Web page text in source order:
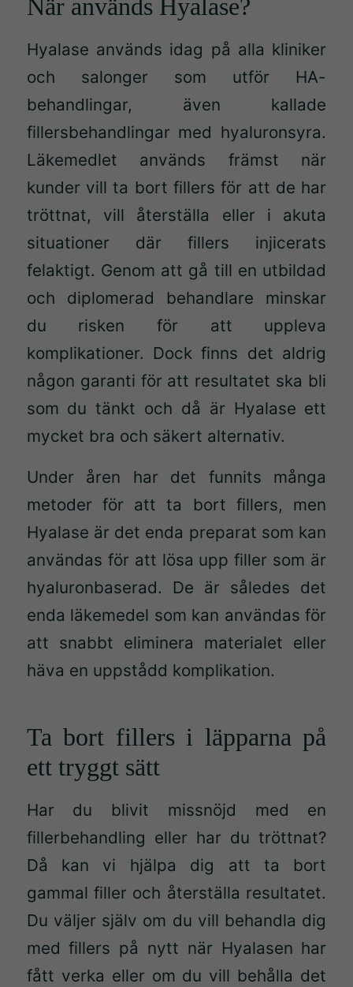
När används Hyalase?
Hyalase används idag på alla kliniker
och salonger som utför HA-
behandlingar, även kallade
fillersbehandlingar med hyaluronsyra.
Läkemedlet används främst när
kunder vill ta bort fillers för att de har
tröttnat, vill återställa eller i akuta
situationer där fillers injicerats
felaktigt. Genom att gå till en utbildad
och diplomerad behandlare minskar
du risken för att uppleva
komplikationer. Dock finns det aldrig
någon garanti för att resultatet ska bli
som du tänkt och då är Hyalase ett
mycket bra och säkert alternativ.
Under åren har det funnits många
metoder för att ta bort fillers, men
Hyalase är det enda preparat som kan
användas för att lösa upp filler som är
hyaluronbaserad. De är således det
enda läkemedel som kan användas för
att snabbt eliminera materialet eller
häva en uppstådd komplikation.
Ta bort fillers i läpparna på
ett tryggt sätt
Har du blivit missnöjd med en
fillerbehandling eller har du tröttnat?
Då kan vi hjälpa dig att ta bort
gammal filler och återställa resultatet.
Du väljer själv om du vill behandla dig
med fillers på nytt när Hyalasen har
fått verka eller om du vill behålla det
Nödvändiga
Dessa kakor
välja bort.
De behövs